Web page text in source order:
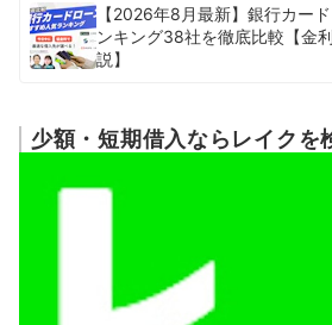
【2026年8月最新】銀行カー
ンキング38社を徹底比較【金
説】
少額・短期借入ならレイクを